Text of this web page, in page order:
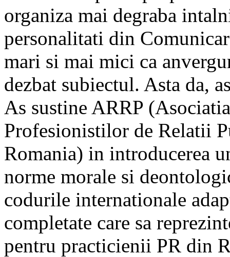
organiza mai degraba
personalitati din
mari si mai mici ca
dezbat subiectul. Asta da,
As sustine ARRP (Asociatia
Profesionistilor de Relatii
Romania) in introducerea
norme morale si
codurile internationale
completate care sa
pentru practicienii PR din